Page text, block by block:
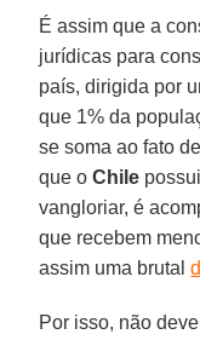
É assim que a
jurídicas para
país, dirigida por
que 1% da
se soma ao fato
que oChile
vangloriar, é
que recebem
assim uma brutal
Por isso, não